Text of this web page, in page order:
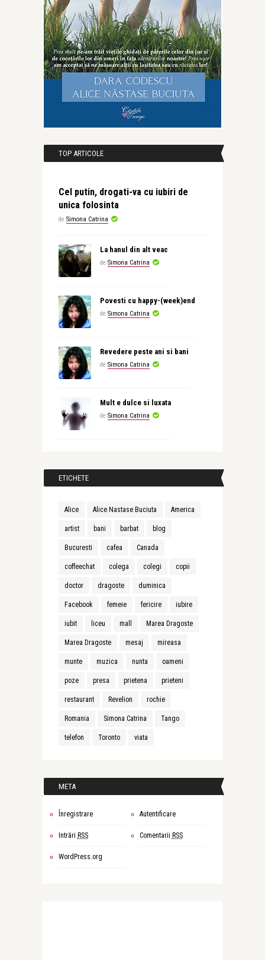
TOP ARTICOLE
Cel putin, drogati-va cu iubiri de
unica folosinta
de Simona Catrina
La hanul din alt veac
de Simona Catrina
Povesti cu happy-(week)end
de Simona Catrina
Revedere peste ani si bani
de Simona Catrina
Mult e dulce si luxata
de Simona Catrina
ETICHETE
Alice Alice Nastase Buciuta America
artist bani barbat blog
Bucuresti cafea Canada
coffeechat colega colegi copii
doctor dragoste duminica
Facebook femeie fericire iubire
iubit liceu mall Marea Dragoste
Marea Dragoste mesaj mireasa
munte muzica nunta oameni
poze presa prietena prieteni
restaurant Revelion rochie
Romania Simona Catrina Tango
telefon Toronto viata
META
Înregistrare Autentificare
Intrări RSS Comentarii RSS
WordPress.org